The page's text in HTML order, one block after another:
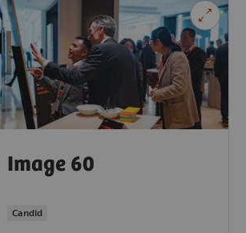
Image 60
Candid